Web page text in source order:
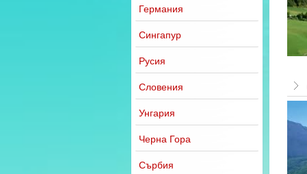
Германия
Сингапур
Русия
Словения
Унгария
Черна Гора
Сърбия